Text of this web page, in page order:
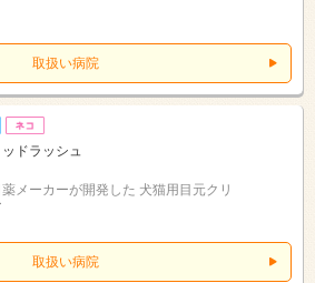
取扱い病院
ドラッシュ
薬メーカーが開発した 犬猫用目元クリ
取扱い病院